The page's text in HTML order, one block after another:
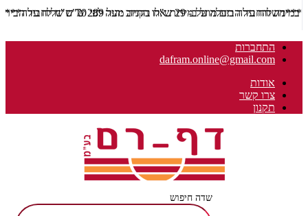
***משלוח עד הבית מוזל ב- 29 ש"ח בקניה מעל 289 ש"ח שליח עד הבית ***
התחברות
dafram.online@gmail.com
אודות
צרו קשר
תקנון
שדה חיפוש